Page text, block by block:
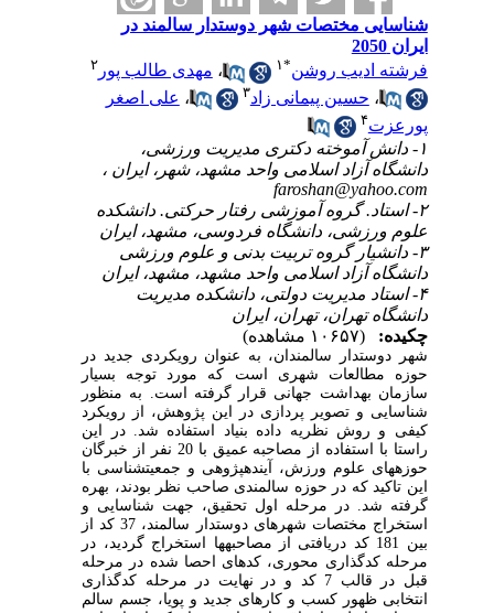
شناسایی مختصات شهر دوستدار سالمند در
ایران 2050
فرشته ادیب روشن*۱ ، مهدی طالب پور ۲
، حسین پیمانی زاد۳ ، علی اصغر
پورعزت۴
۱- دانش آموخته دکتری مدیریت ورزشی،
دانشگاه آزاد اسلامی واحد مشهد، شهر، ایران ،
faroshan@yahoo.com
۲- استاد. گروه آموزشی رفتار حرکتی. دانشکده
علوم ورزشی، دانشگاه فردوسی، مشهد، ایران
۳- دانشیار گروه تربیت بدنی و علوم ورزشی
دانشگاه آزاد اسلامی واحد مشهد، مشهد، ایران
۴- استاد مدیریت دولتی، دانشکده مدیریت
دانشگاه تهران، تهران، ایران
چکیده:
(۱۰۶۵۷ مشاهده)
شهر دوستدار سالمندان، به عنوان رویکردی جدید در
حوزه مطالعات شهری است که مورد توجه بسیار
سازمان بهداشت جهانی قرار گرفته است. به منظور
شناسایی و تصویر پردازی در این پژوهش، از رویکرد
کیفی و روش نظریه داده بنیاد استفاده شد. در این
راستا با استفاده از مصاحبه عمیق با 20 نفر از خبرگان
حوزه­های علوم ورزش، آینده­پژوهی و جمعیت­شناسی با
این تاکید که در حوزه سالمندی صاحب نظر بودند، بهره
گرفته شد. در مرحله اول تحقیق، جهت شناسایی و
استخراج مختصات شهرهای دوستدار سالمند، 37 کد از
بین 181 کد دریافتی از مصاحبه­ها استخراج گردید، در
مرحله کدگذاری محوری، کدهای احصا شده در مرحله
قبل در قالب 7 کد و در نهایت در مرحله کدگذاری
انتخابی ظهور کسب و کارهای جدید و پویا، جسم سالم